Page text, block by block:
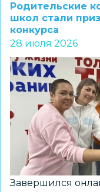
стал
Родительские
школ стали
конкурса
28 июля 2026
Завершился